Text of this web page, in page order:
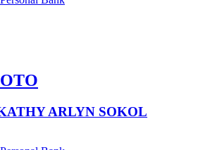
ARLYN SOKOL